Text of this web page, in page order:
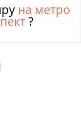
на метро
?